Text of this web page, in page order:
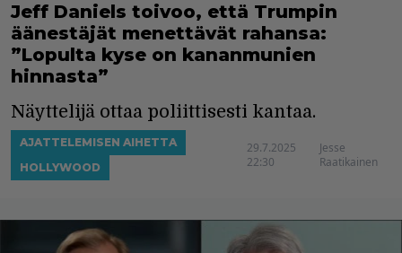
Jeff Daniels toivoo, että Trumpin
äänestäjät menettävät rahansa:
”Lopulta kyse on kananmunien
hinnasta”
Näyttelijä ottaa poliittisesti kantaa.
AJATTELEMISEN AIHETTA
HOLLYWOOD
29.7.2025
22:30
Jesse
Raatikainen